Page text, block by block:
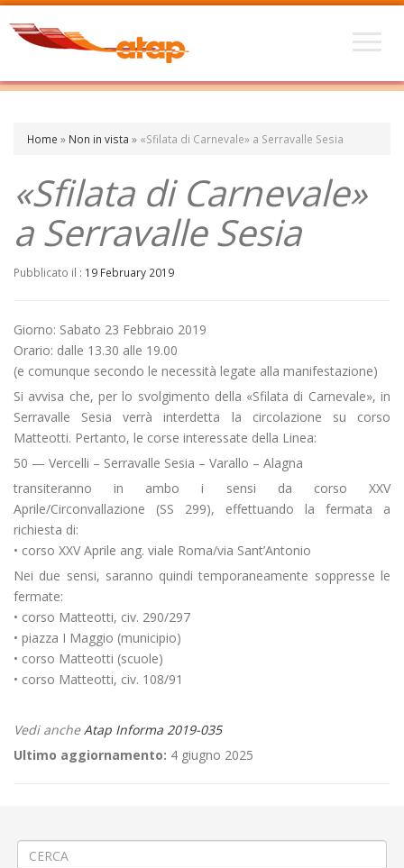
Home » Non in vista » «Sfilata di Carnevale» a Serravalle Sesia
«Sfilata di Carnevale»
a Serravalle Sesia
Pubblicato il : 19 February 2019
Giorno: Sabato 23 Febbraio 2019
Orario: dalle 13.30 alle 19.00
(e comunque secondo le necessità legate alla manifestazione)
Si avvisa che, per lo svolgimento della «Sfilata di Carnevale», in
Serravalle Sesia verrà interdetta la circolazione su corso
Matteotti. Pertanto, le corse interessate della Linea:
50 — Vercelli – Serravalle Sesia – Varallo – Alagna
transiteranno in ambo i sensi da corso XXV
Aprile/Circonvallazione (SS 299), effettuando la fermata a
richiesta di:
• corso XXV Aprile ang. viale Roma/via Sant’Antonio
Nei due sensi, saranno quindi temporaneamente soppresse le
fermate:
• corso Matteotti, civ. 290/297
• piazza I Maggio (municipio)
• corso Matteotti (scuole)
• corso Matteotti, civ. 108/91
Vedi ancheAtap Informa 2019-035
Ultimo aggiornamento: 4 giugno 2025